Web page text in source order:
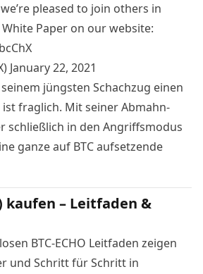
pleased to join others in
Paper on our website:
January 22, 2021
jüngsten Schachzug einen
fraglich. Mit seiner Abmahn-
schließlich in den Angriffsmodus
ganze auf BTC aufsetzende
kaufen – Leitfaden &
BTC-ECHO Leitfaden zeigen
und Schritt für Schritt in